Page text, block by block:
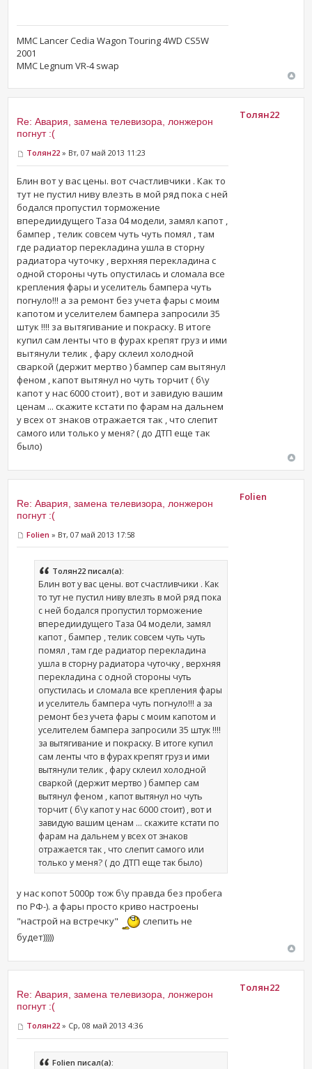
MMC Lancer Cedia Wagon Touring 4WD CS5W
2001
MMC Legnum VR-4 swap
Re: Авария, замена телевизора, лонжерон
погнут :(
Толян22 » Вт, 07 май 2013 11:23
Блин вот у вас цены. вот счастливчики . Как то
тут не пустил ниву влезть в мой ряд пока с ней
бодался пропустил торможение
впередиидущего Таза 04 модели, замял капот ,
бампер , телик совсем чуть чуть помял , там
где радиатор перекладина ушла в сторну
радиатора чуточку , верхняя перекладина с
одной стороны чуть опустилась и сломала все
крепления фары и уселитель бампера чуть
погнуло!!! а за ремонт без учета фары с моим
капотом и уселителем бампера запросили 35
штук !!!! за вытягивание и покраску. В итоге
купил сам ленты что в фурах крепят груз и ими
вытянули телик , фару склеил холодной
сваркой (держит мертво ) бампер сам вытянул
феном , капот вытянул но чуть торчит ( б\у
капот у нас 6000 стоит) , вот и завидую вашим
ценам ... скажите кстати по фарам на дальнем
у всех от знаков отражается так , что слепит
самого или только у меня? ( до ДТП еще так
было)
Толян22
Re: Авария, замена телевизора, лонжерон
погнут :(
Folien » Вт, 07 май 2013 17:58
Толян22 писал(а):
Блин вот у вас цены. вот счастливчики . Как
то тут не пустил ниву влезть в мой ряд пока
с ней бодался пропустил торможение
впередиидущего Таза 04 модели, замял
капот , бампер , телик совсем чуть чуть
помял , там где радиатор перекладина
ушла в сторну радиатора чуточку , верхняя
перекладина с одной стороны чуть
опустилась и сломала все крепления фары
и уселитель бампера чуть погнуло!!! а за
ремонт без учета фары с моим капотом и
уселителем бампера запросили 35 штук !!!!
за вытягивание и покраску. В итоге купил
сам ленты что в фурах крепят груз и ими
вытянули телик , фару склеил холодной
сваркой (держит мертво ) бампер сам
вытянул феном , капот вытянул но чуть
торчит ( б\у капот у нас 6000 стоит) , вот и
завидую вашим ценам ... скажите кстати по
фарам на дальнем у всех от знаков
отражается так , что слепит самого или
только у меня? ( до ДТП еще так было)
у нас копот 5000р тож б\у правда без пробега
по РФ-). а фары просто криво настроены
"настрой на встречку"
слепить не
будет)))))
Folien
Re: Авария, замена телевизора, лонжерон
погнут :(
Толян22 » Ср, 08 май 2013 4:36
Folien писал(а):
Толян22